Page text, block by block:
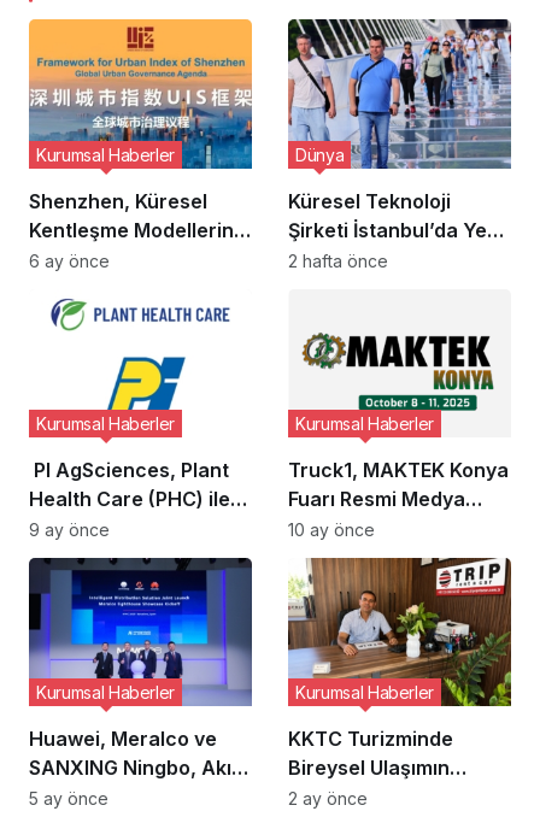
Shenzhen, Küresel
Kentleşme Modellerini
Yeniden Tanımlayan
Endeksi’ni Duyurdu
Kurumsal Haberler
6 ay önce
Küresel Teknoloji
Şirketi İstanbul’da Yeni
Ar-Ge Merkezi
Dünya
2 hafta önce
PI AgSciences, Plant
Health Care (PHC) ile
Entegre Oluyor
Kurumsal Haberler
9 ay önce
Truck1, MAKTEK Konya
Fuarı Resmi Medya
Ortağıdır
Kurumsal Haberler
10 ay önce
Huawei, Meralco ve
SANXING Ningbo, Akıllı
Dağıtım Çözümü’nü
Kurumsal Haberler
5 ay önce
KKTC Turizminde
Bireysel Ulaşımın
Önemi
Kurumsal Haberler
2 ay önce